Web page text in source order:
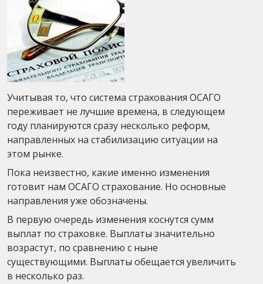
Учитывая то, что система страхования ОСАГО
переживает не лучшие времена, в следующем
году планируются сразу несколько реформ,
направленных на стабилизацию ситуации на
этом рынке.
Пока неизвестно, какие именно изменения
готовит нам ОСАГО страхование. Но основные
направления уже обозначены.
В первую очередь изменения коснутся сумм
выплат по страховке. Выплаты значительно
возрастут, по сравнению с ныне
существующими. Выплаты обещается увеличить
в несколько раз.